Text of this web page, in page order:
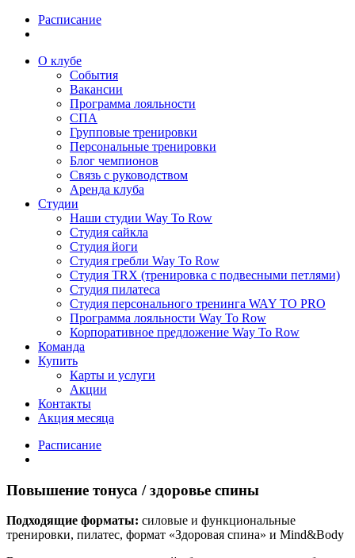
Расписание
О клубе
События
Вакансии
Программа лояльности
СПА
Групповые тренировки
Персональные тренировки
Блог чемпионов
Связь с руководством
Аренда клуба
Студии
Наши студии Way To Row
Студия сайкла
Студия йоги
Студия гребли Way To Row
Студия TRX (тренировка с подвесными петлями)
Студия пилатеса
Студия персонального тренинга WAY TO PRO
Программа лояльности Way To Row
Корпоративное предложение Way To Row
Команда
Купить
Карты и услуги
Акции
Контакты
Акция месяца
Расписание
Повышение тонуса / здоровье спины
Подходящие форматы: силовые и функциональные
тренировки, пилатес, формат «Здоровая спина» и Mind&Body